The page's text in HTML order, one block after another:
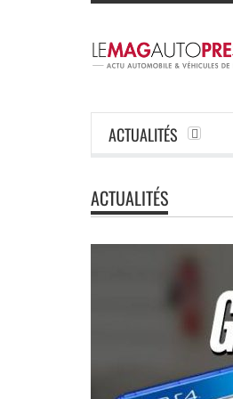
ACTUALITÉS
ACTUALITÉS